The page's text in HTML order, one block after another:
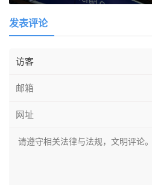
发表评论